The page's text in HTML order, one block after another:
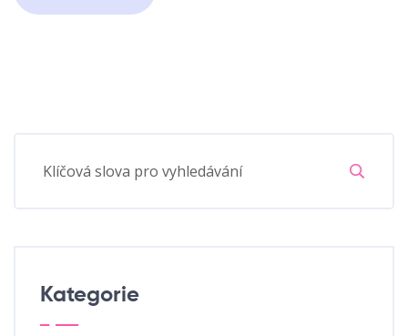
Kategorie